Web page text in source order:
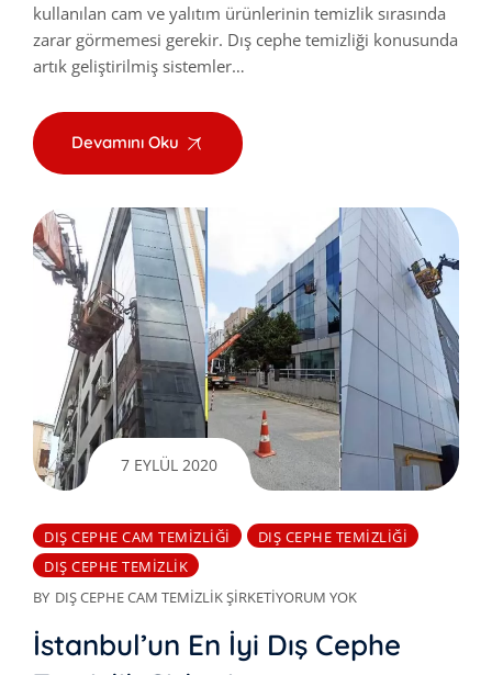
kullanılan cam ve yalıtım ürünlerinin temizlik sırasında
zarar görmemesi gerekir. Dış cephe temizliği konusunda
artık geliştirilmiş sistemler…
Devamını Oku
7 EYLÜL 2020
DIŞ CEPHE CAM TEMIZLIĞI
DIŞ CEPHE TEMIZLIĞI
DIŞ CEPHE TEMIZLIK
BY DIŞ CEPHE CAM TEMIZLIK ŞIRKETIYORUM YOK
İstanbul’un En İyi Dış Cephe